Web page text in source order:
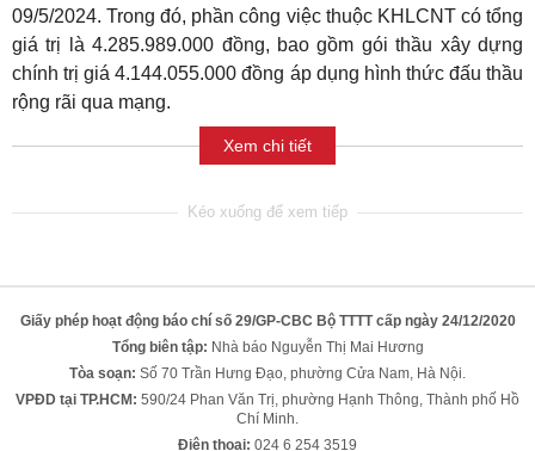
09/5/2024. Trong đó, phần công việc thuộc KHLCNT có tổng
giá trị là 4.285.989.000 đồng, bao gồm gói thầu xây dựng
chính trị giá 4.144.055.000 đồng áp dụng hình thức đấu thầu
rộng rãi qua mạng.
Xem chi tiết
Giấy phép hoạt động báo chí số 29/GP-CBC Bộ TTTT cấp ngày 24/12/2020
Tổng biên tập: Nhà báo Nguyễn Thị Mai Hương
Tòa soạn: Số 70 Trần Hưng Đạo, phường Cửa Nam, Hà Nội.
VPĐD tại TP.HCM: 590/24 Phan Văn Trị, phường Hạnh Thông, Thành phố Hồ
Chí Minh.
Điện thoại: 024 6 254 3519